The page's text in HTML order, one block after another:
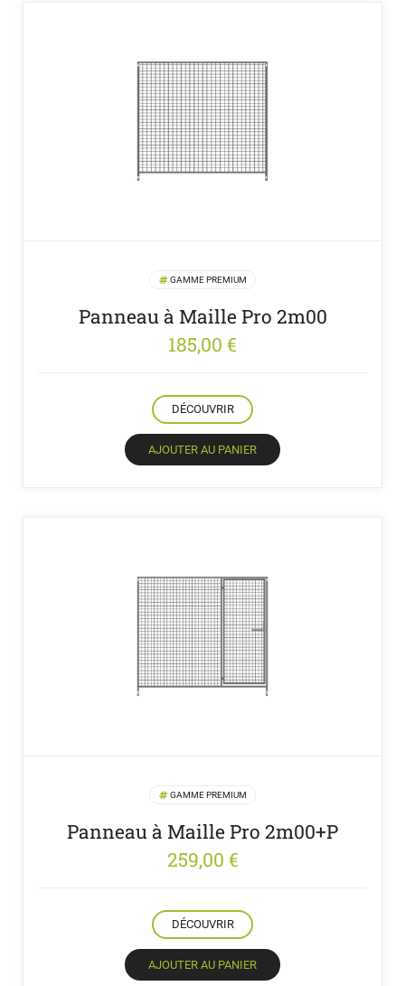
GAMME PREMIUM
Panneau à Maille Pro 2m00
185,00 €
DÉCOUVRIR
AJOUTER AU PANIER
GAMME PREMIUM
Panneau à Maille Pro 2m00+P
259,00 €
DÉCOUVRIR
AJOUTER AU PANIER